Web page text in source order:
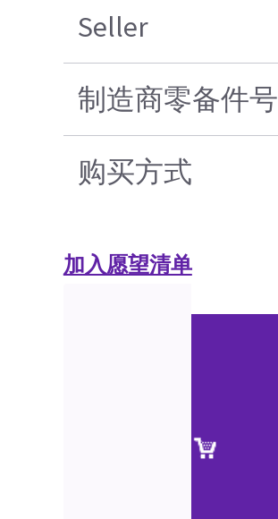
Seller
制造商零备件号
购买方式
加入愿望清单